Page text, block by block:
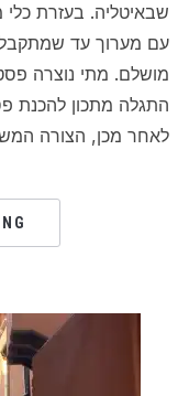
שבאיטליה. בעזרת
עם מערוך עד
התגלה מתכון להכנת
לאחר מכן, הצורה